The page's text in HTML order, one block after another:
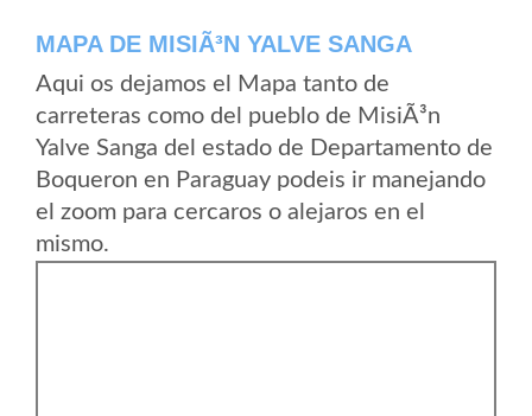
MAPA DE MISIÃ³N YALVE SANGA
Aqui os dejamos el Mapa tanto de
carreteras como del pueblo de MisiÃ³n
Yalve Sanga del estado de Departamento de
Boqueron en Paraguay podeis ir manejando
el zoom para cercaros o alejaros en el
mismo.